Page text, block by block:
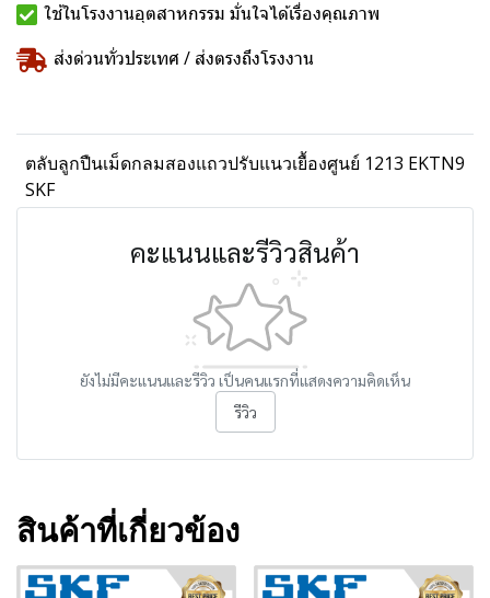
ใช้ในโรงงานอุตสาหกรรม มั่นใจได้เรื่องคุณภาพ
ส่งด่วนทั่วประเทศ / ส่งตรงถึงโรงงาน
ตลับลูกปืนเม็ดกลมสองแถวปรับแนวเยื้องศูนย์ 1213 EKTN9
SKF
คะแนนและรีวิวสินค้า
ยังไม่มีคะแนนและรีวิว เป็นคนแรกที่แสดงความคิดเห็น
รีวิว
สินค้าที่เกี่ยวข้อง